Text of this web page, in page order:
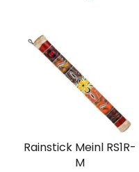
Rainstick Meinl RS1R-
M